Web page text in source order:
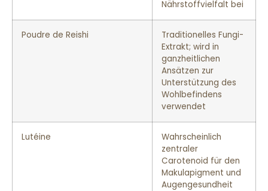
Nährstoffvielfalt bei
Poudre de Reishi
Traditionelles Fungi-
Extrakt; wird in
ganzheitlichen
Ansätzen zur
Unterstützung des
Wohlbefindens
verwendet
Lutéine
Wahrscheinlich
zentraler
Carotenoid für den
Makulapigment und
Augengesundheit